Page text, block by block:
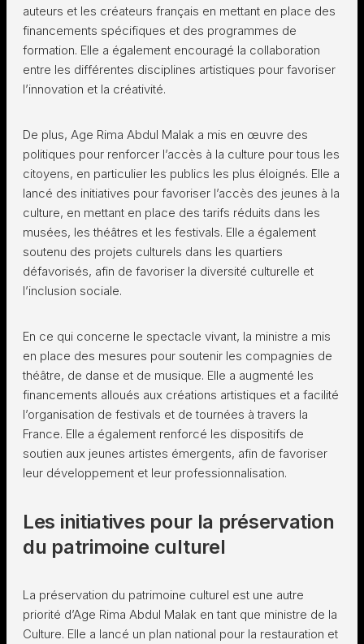
auteurs et les créateurs français en mettant en place des
financements spécifiques et des programmes de
formation. Elle a également encouragé la collaboration
entre les différentes disciplines artistiques pour favoriser
l’innovation et la créativité.
De plus, Age Rima Abdul Malak a mis en œuvre des
politiques pour renforcer l’accès à la culture pour tous les
citoyens, en particulier les publics les plus éloignés. Elle a
lancé des initiatives pour favoriser l’accès des jeunes à la
culture, en mettant en place des tarifs réduits dans les
musées, les théâtres et les festivals. Elle a également
soutenu des projets culturels dans les quartiers
défavorisés, afin de favoriser la diversité culturelle et
l’inclusion sociale.
En ce qui concerne le spectacle vivant, la ministre a mis
en place des mesures pour soutenir les compagnies de
théâtre, de danse et de musique. Elle a augmenté les
financements alloués aux créations artistiques et a facilité
l’organisation de festivals et de tournées à travers la
France. Elle a également renforcé les dispositifs de
soutien aux jeunes artistes émergents, afin de favoriser
leur développement et leur professionnalisation.
Les initiatives pour la préservation
du patrimoine culturel
La préservation du patrimoine culturel est une autre
priorité d’Age Rima Abdul Malak en tant que ministre de la
Culture. Elle a lancé un plan national pour la restauration et